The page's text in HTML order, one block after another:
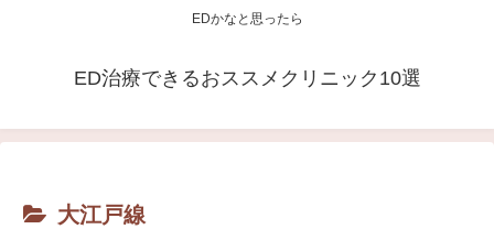
EDかなと思ったら
ED治療できるおススメクリニック10選
大江戸線